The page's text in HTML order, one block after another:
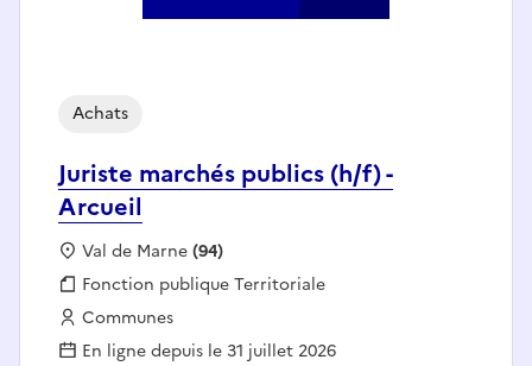
Juriste marchés publics (h/f) -
Arcueil
Achats
Localisation :
Val de Marne(94)
Fonction publique :
Fonction publique Territoriale
Employeur :
Communes
En ligne depuis le 31 juillet 2026